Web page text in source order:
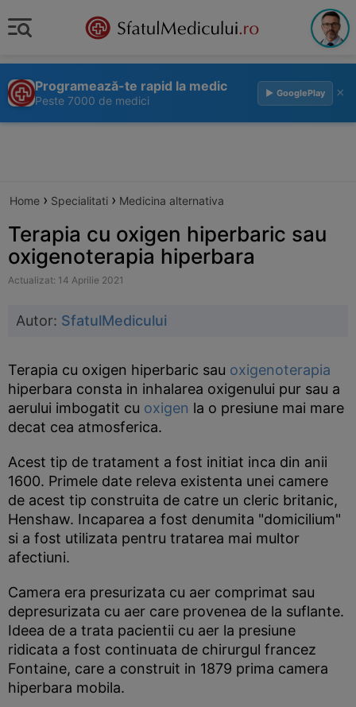
Programează-te rapid la medic
Peste 7000 de medici
▶ GooglePlay ×
Home › Specialitati › Medicina alternativa
Terapia cu oxigen hiperbaric sau
oxigenoterapia hiperbara
Actualizat: 14 Aprilie 2021
Autor: SfatulMedicului
Terapia cu oxigen hiperbaric sau oxigenoterapia
hiperbara consta in inhalarea oxigenului pur sau a
aerului imbogatit cu oxigen la o presiune mai mare
decat cea atmosferica.
Acest tip de tratament a fost initiat inca din anii
1600. Primele date releva existenta unei camere
de acest tip construita de catre un cleric britanic,
Henshaw. Incaparea a fost denumita "domicilium"
si a fost utilizata pentru tratarea mai multor
afectiuni.
Camera era presurizata cu aer comprimat sau
depresurizata cu aer care provenea de la suflante.
Ideea de a trata pacientii cu aer la presiune
ridicata a fost continuata de chirurgul francez
Fontaine, care a construit in 1879 prima camera
hiperbara mobila.